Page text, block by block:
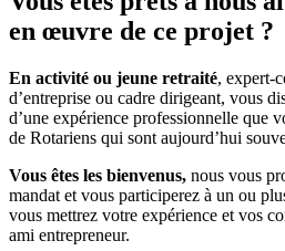
en œuvre de ce projet ?
En activité ou jeune retraité, expert-
d’entreprise ou cadre dirigeant, vous
d’une expérience professionnelle que
de Rotariens qui sont aujourd’hui
Vous êtes les bienvenus, nous vous
mandat et vous participerez à un ou
vous mettrez votre expérience et vos
ami entrepreneur.